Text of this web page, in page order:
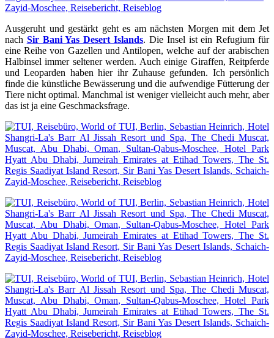
Ausgeruht und gestärkt geht es am nächsten Morgen mit dem Jet
nach Sir Bani Yas Desert Islands. Die Insel ist ein Refugium für
eine Reihe von Gazellen und Antilopen, welche auf der arabischen
Halbinsel immer seltener werden. Auch einige Giraffen, Reitpferde
und Leoparden haben hier ihr Zuhause gefunden. Ich persönlich
finde die künstliche Bewässerung und die aufwendige Fütterung der
Tiere nicht optimal. Manchmal ist weniger vielleicht auch mehr, aber
das ist ja eine Geschmacksfrage.